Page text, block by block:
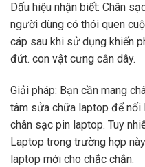
Dấu hiệu nhận biết: Chân
người dùng có thói quen
cáp sau khi sử dụng khiến
đứt. con vật cưng cắn dây.
Giải pháp: Bạn cần mang
tâm sửa chữa laptop để nối
chân sạc pin laptop. Tuy
Laptop trong trường hợp
laptop mới cho chắc chắn.